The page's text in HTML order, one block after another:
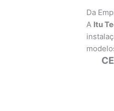
Da
A Itu